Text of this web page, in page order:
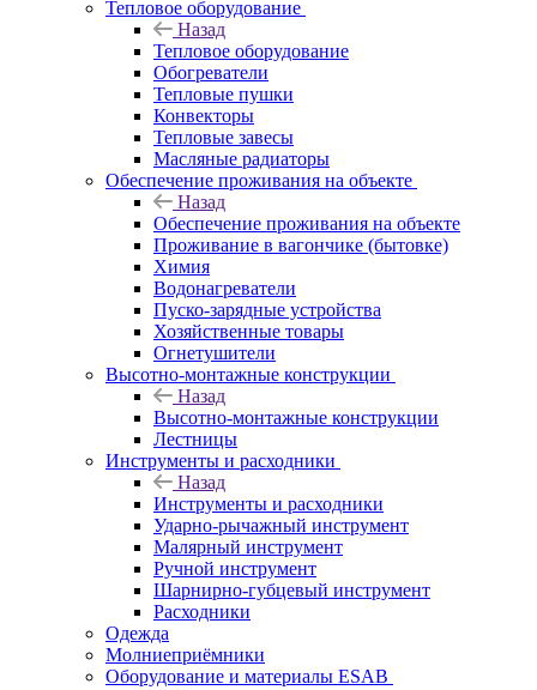
Тепловое оборудование
Назад
Тепловое оборудование
Обогреватели
Тепловые пушки
Конвекторы
Тепловые завесы
Масляные радиаторы
Обеспечение проживания на объекте
Назад
Обеспечение проживания на объекте
Проживание в вагончике (бытовке)
Химия
Водонагреватели
Пуско-зарядные устройства
Хозяйственные товары
Огнетушители
Высотно-монтажные конструкции
Назад
Высотно-монтажные конструкции
Лестницы
Инструменты и расходники
Назад
Инструменты и расходники
Ударно-рычажный инструмент
Малярный инструмент
Ручной инструмент
Шарнирно-губцевый инструмент
Расходники
Одежда
Молниеприёмники
Оборудование и материалы ESAB